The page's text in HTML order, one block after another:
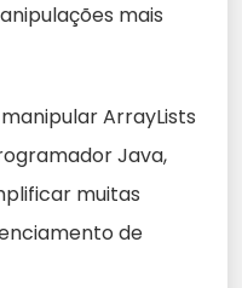
mais
ArrayLists
Java,
muitas
de